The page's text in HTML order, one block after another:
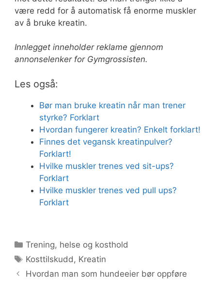
være redd for å automatisk få enorme muskler
av å bruke kreatin.
Innlegget inneholder reklame gjennom
annonselenker for Gymgrossisten.
Les også:
Bør man bruke kreatin når man trener
styrke? Forklart
Hvordan fungerer kreatin? Enkelt forklart!
Finnes det vegansk kreatinpulver?
Forklart!
Hvilke muskler trenes ved sit-ups?
Forklart
Hvilke muskler trenes ved pull ups?
Forklart
Kategorier
Trening, helse og kosthold
Stikkord
Kosttilskudd, Kreatin
Hvordan man som hundeeier bør oppføre